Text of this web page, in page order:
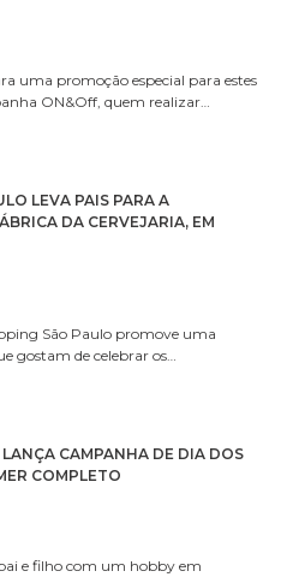
uma promoção especial para estes
ON&Off, quem realizar…
LEVA PAIS PARA A
DA CERVEJARIA, EM
São Paulo promove uma
gostam de celebrar os…
CAMPANHA DE DIA DOS
COMPLETO
e filho com um hobby em